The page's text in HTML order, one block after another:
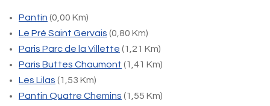
Pantin (0,00 Km)
Le Pré Saint Gervais (0,80 Km)
Paris Parc de la Villette (1,21 Km)
Paris Buttes Chaumont (1,41 Km)
Les Lilas (1,53 Km)
Pantin Quatre Chemins (1,55 Km)